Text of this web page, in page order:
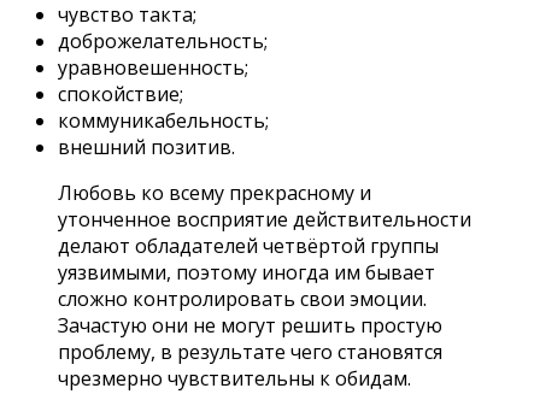
чувство такта;
доброжелательность;
уравновешенность;
спокойствие;
коммуникабельность;
внешний позитив.
Любовь ко всему прекрасному и
утонченное восприятие действительности
делают обладателей четвёртой группы
уязвимыми, поэтому иногда им бывает
сложно контролировать свои эмоции.
Зачастую они не могут решить простую
проблему, в результате чего становятся
чрезмерно чувствительны к обидам.